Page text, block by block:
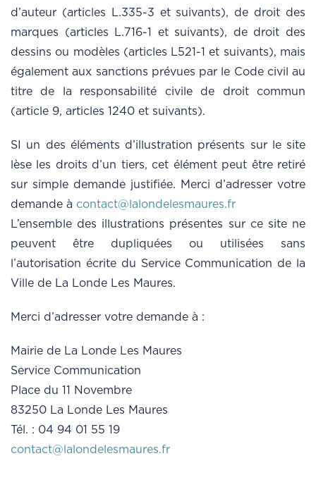
d’auteur (articles L.335-3 et suivants), de droit des
marques (articles L.716-1 et suivants), de droit des
dessins ou modèles (articles L521-1 et suivants), mais
également aux sanctions prévues par le Code civil au
titre de la responsabilité civile de droit commun
(article 9, articles 1240 et suivants).
SI un des éléments d’illustration présents sur le site
lèse les droits d’un tiers, cet élément peut être retiré
sur simple demande justifiée. Merci d’adresser votre
demande à contact@lalondelesmaures.fr
L’ensemble des illustrations présentes sur ce site ne
peuvent être dupliquées ou utilisées sans
l’autorisation écrite du Service Communication de la
Ville de La Londe Les Maures.
Merci d’adresser votre demande à :
Mairie de La Londe Les Maures
Service Communication
Place du 11 Novembre
83250 La Londe Les Maures
Tél. : 04 94 01 55 19
contact@lalondelesmaures.fr